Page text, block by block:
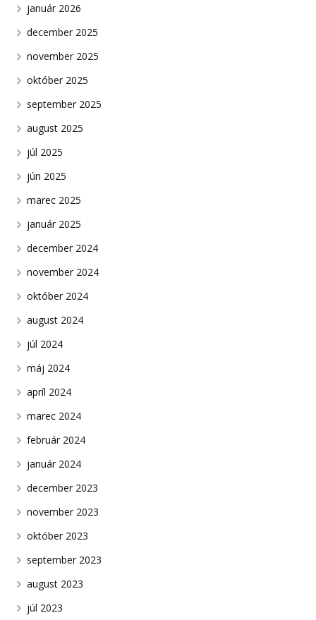
január 2026
december 2025
november 2025
október 2025
september 2025
august 2025
júl 2025
jún 2025
marec 2025
január 2025
december 2024
november 2024
október 2024
august 2024
júl 2024
máj 2024
apríl 2024
marec 2024
február 2024
január 2024
december 2023
november 2023
október 2023
september 2023
august 2023
júl 2023